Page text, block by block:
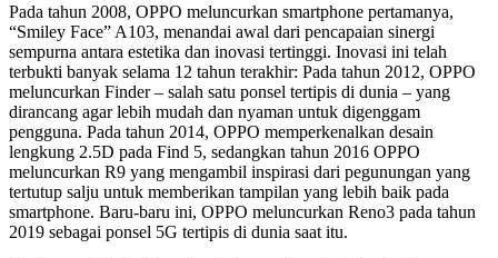
Pada tahun 2008, OPPO meluncurkan smartphone pertamanya,
“Smiley Face” A103, menandai awal dari pencapaian sinergi
sempurna antara estetika dan inovasi tertinggi. Inovasi ini telah
terbukti banyak selama 12 tahun terakhir: Pada tahun 2012, OPPO
meluncurkan Finder – salah satu ponsel tertipis di dunia – yang
dirancang agar lebih mudah dan nyaman untuk digenggam
pengguna. Pada tahun 2014, OPPO memperkenalkan desain
lengkung 2.5D pada Find 5, sedangkan tahun 2016 OPPO
meluncurkan R9 yang mengambil inspirasi dari pegunungan yang
tertutup salju untuk memberikan tampilan yang lebih baik pada
smartphone. Baru-baru ini, OPPO meluncurkan Reno3 pada tahun
2019 sebagai ponsel 5G tertipis di dunia saat itu.